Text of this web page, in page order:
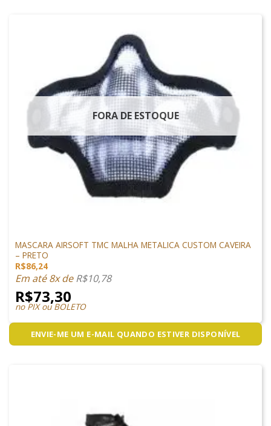
FORA DE ESTOQUE
MASCARA AIRSOFT TMC MALHA METALICA CUSTOM CAVEIRA
– PRETO
R$86,24
Em até 8x deR$10,78
R$73,30
no PIX ou BOLETO
ENVIE-ME UM E-MAIL QUANDO ESTIVER DISPONÍVEL